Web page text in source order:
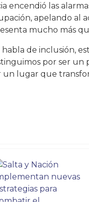
encendió las
apelando al
mucho más
de inclusión,
por ser
un lugar que
HOGAR SON
LA PUNA SALTEÑA